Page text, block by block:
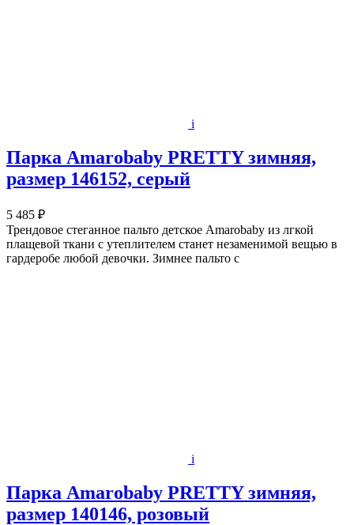
i
Парка Amarobaby PRETTY зимняя,
размер 146152, серый
5 485 ₽
Трендовое стеганное пальто детское Amarobaby из лгкой
плащевой ткани c утеплителем станет незаменимой вещью в
гардеробе любой девочки. Зимнее пальто с
i
Парка Amarobaby PRETTY зимняя,
размер 140146, розовый